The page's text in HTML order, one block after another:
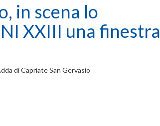
in scena lo
XXIII una finestra
di Capriate San Gervasio